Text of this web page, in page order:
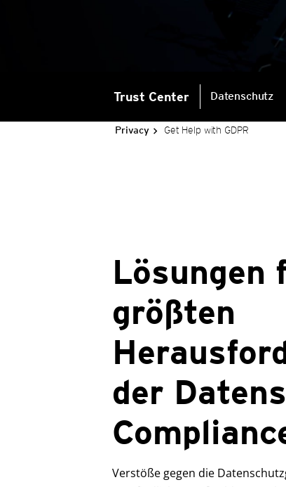
Trust Center Datenschutz
Privacy Get Help with GDPR
Lösungen
größten
der
Verstöße gegen die